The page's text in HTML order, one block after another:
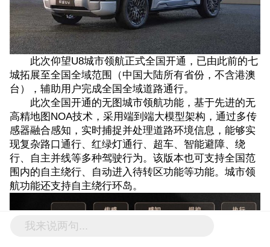
此次仰望U8城市领航正式全国开通，已由此前的七
城拓展至全国全域范围（中国大陆所有省份，不含港澳
台），辅助用户完成全国全域道路通行。
此次全国开通的无图城市领航功能，基于先进的无
高精地图NOA技术，采用端到端大模型架构，通过多传
感器融合感知，实时捕捉并处理道路环境信息，能够实
现复杂路口通行、红绿灯通行、超车、智能避障、绕
行、自主并线等多种驾驶行为。该版本也可支持全国范
围内的自主绕行、自动进入待转区功能等功能。城市领
航功能还支持自主绕行环岛。